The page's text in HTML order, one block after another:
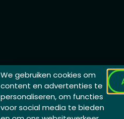
We gebruiken cookies om
content en advertenties te
personaliseren, om functies
voor social media te bieden